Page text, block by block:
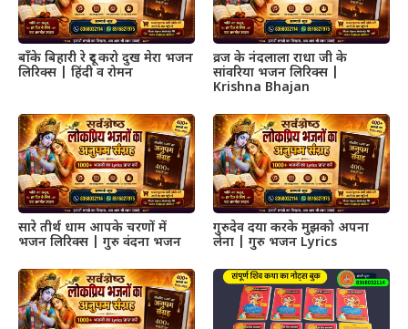
बाँके बिहारी रे दूर करो दुख मेरा भजन
लिरिक्स | हिंदी व रोमन
व्रज के नंदलाला राधा जी के
सांवरिया भजन लिरिक्स |
Krishna Bhajan
सारे तीर्थ धाम आपके चरणों में
भजन लिरिक्स | गुरु वंदना भजन
गुरुदेव दया करके मुझको अपना
लेना | गुरु भजन Lyrics